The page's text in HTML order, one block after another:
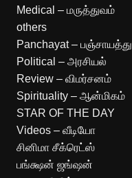
Medical – மருத்துவம்
others
Panchayat – பஞ்சாயத்து
Political – அரசியல்
Review – விமர்சனம்
Spirituality – ஆன்மிகம்
STAR OF THE DAY
Videos – வீடியோ
சினிமா சீக்ரெட்ஸ்
பங்க்ஷன் ஜங்ஷன்